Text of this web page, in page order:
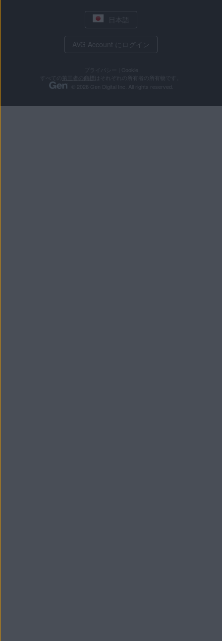
日本語
AVG Account にログイン
プライバシー
Cookie
第三者の商標
はそれぞれの所有者の所有物です。
© 2026 Gen Digital Inc. All rights reserved.